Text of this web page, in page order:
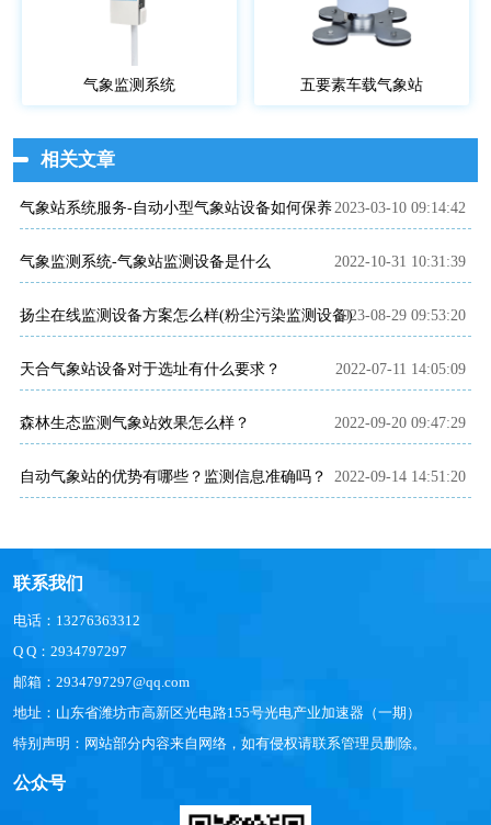
气象监测系统 五要素车载气象站
相关文章
气象站系统服务-自动小型气象站设备如何保养2023-03-10 09:14:42
气象监测系统-气象站监测设备是什么 2022-10-31 10:31:39
扬尘在线监测设备方案怎么样(粉尘污染监测设备)2023-08-29 09:53:20
天合气象站设备对于选址有什么要求？ 2022-07-11 14:05:09
森林生态监测气象站效果怎么样？ 2022-09-20 09:47:29
自动气象站的优势有哪些？监测信息准确吗？ 2022-09-14 14:51:20
联系我们
电话：13276363312
Q Q：2934797297
邮箱：2934797297@qq.com
地址：山东省潍坊市高新区光电路155号光电产业加速器（一期）
特别声明：网站部分内容来自网络，如有侵权请联系管理员删除。
公众号